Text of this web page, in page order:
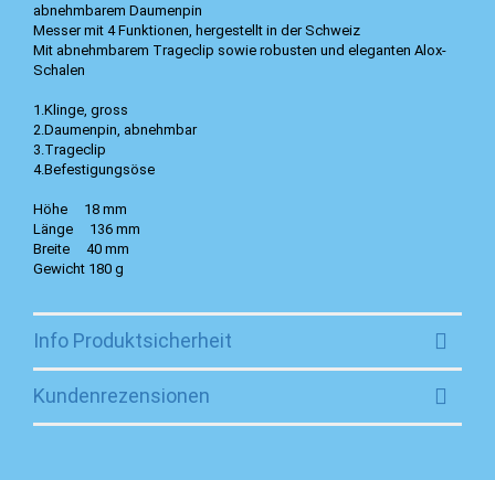
abnehmbarem Daumenpin
Messer mit 4 Funktionen, hergestellt in der Schweiz
Mit abnehmbarem Trageclip sowie robusten und eleganten Alox-
Schalen
1.Klinge, gross
2.Daumenpin, abnehmbar
3.Trageclip
4.Befestigungsöse
Höhe 18 mm
Länge 136 mm
Breite 40 mm
Gewicht 180 g
Info Produktsicherheit
Kundenrezensionen